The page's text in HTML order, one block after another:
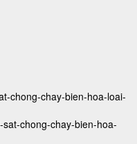
chong-chay-bien-hoa-loai-
chong-chay-bien-hoa-